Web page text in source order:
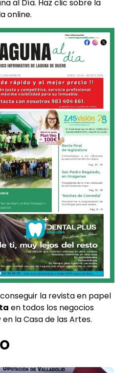
al Día. Haz clic sobre la
online.
la revista en papel
en todos los negocios
la Casa de las Artes.